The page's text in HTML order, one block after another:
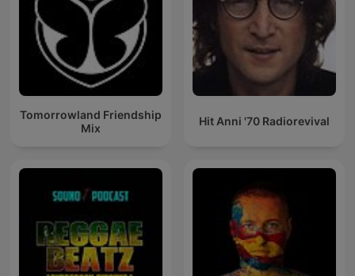
Tomorrowland Friendship
Mix
Hit Anni '70 Radiorevival